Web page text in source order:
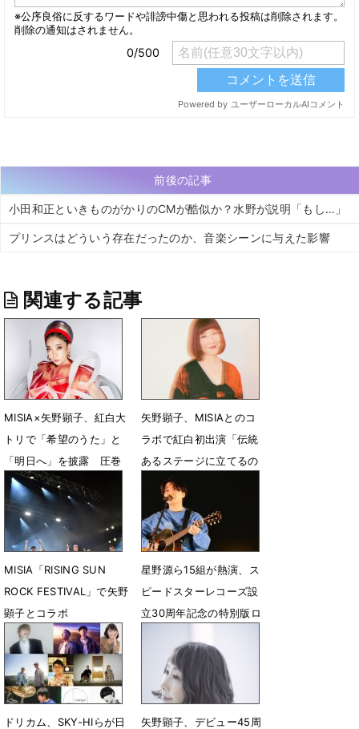
前後の記事
小田和正といきものがかりのCMが酷似か？水野が説明「もし…」
プリンスはどういう存在だったのか、音楽シーンに与えた影響
関連する記事
MISIA×矢野顕子、紅白大
トリで「希望のうた」と
「明日へ」を披露 圧巻
のロングトーンに「感
動」の声
1月1日 00時19分
矢野顕子、MISIAとのコ
ラボで紅白初出演「伝統
あるステージに立てるの
を光栄に思います」
12月28日 12時39分
MISIA「RISING SUN
ROCK FESTIVAL」で矢野
顕子とコラボ
8月13日 21時43分
星野源ら15組が熱演、ス
ピードスターレコーズ設
立30周年記念の特別版ロ
3月19日 00時27分
ドリカム、SKY-HIらが日
矢野顕子、デビュー45周